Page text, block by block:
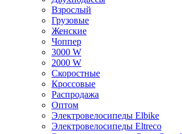
Взрослый
Грузовые
Женские
Чоппер
3000 W
2000 W
Скоростные
Кроссовые
Распродажа
Оптом
Электровелосипеды Elbike
Электровелосипеды Eltreco